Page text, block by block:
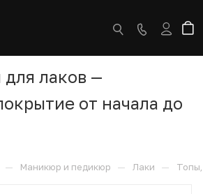
лаков —
от начала до
— Маникюр и педикюр — Лаки —